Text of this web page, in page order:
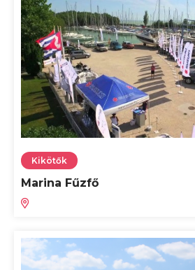
Kikötők
Marina Fűzfő